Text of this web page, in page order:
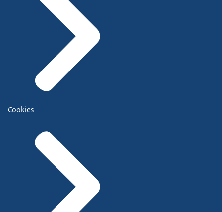
Cookies